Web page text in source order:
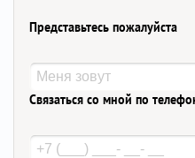
Представьтесь пожалуйста
Связаться со мной по